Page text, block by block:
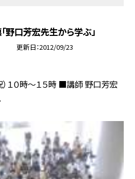
野口芳宏先生から学ぶ」
更新日 2012/09/23
）１０時〜１５時 ■講師 野口芳宏